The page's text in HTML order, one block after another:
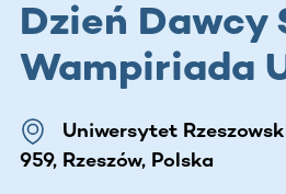
Dzień Dawcy
Wampiriada
Uniwersytet
959, Rzeszów, Polska